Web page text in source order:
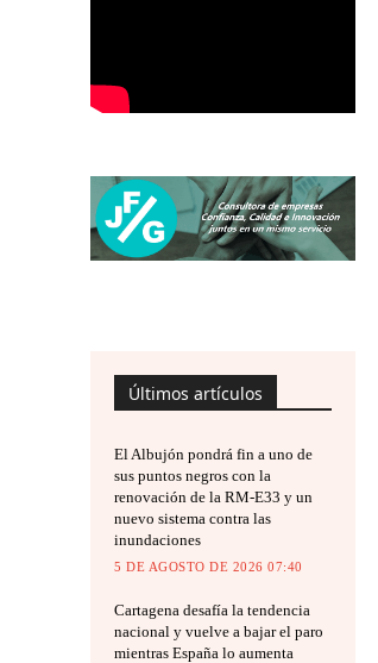
Últimos artículos
El Albujón pondrá fin a uno de
sus puntos negros con la
renovación de la RM-E33 y un
nuevo sistema contra las
inundaciones
5 DE AGOSTO DE 2026 07:40
Cartagena desafía la tendencia
nacional y vuelve a bajar el paro
mientras España lo aumenta